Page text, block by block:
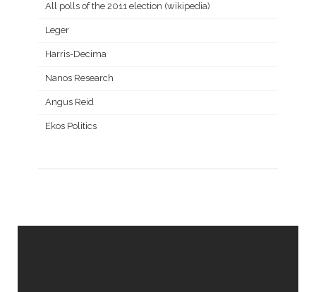
All polls of the 2011 election (wikipedia)
Leger
Harris-Decima
Nanos Research
Angus Reid
Ekos Politics